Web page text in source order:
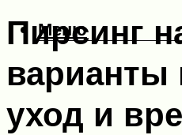
Меню
Пирсинг
варианты
уход и